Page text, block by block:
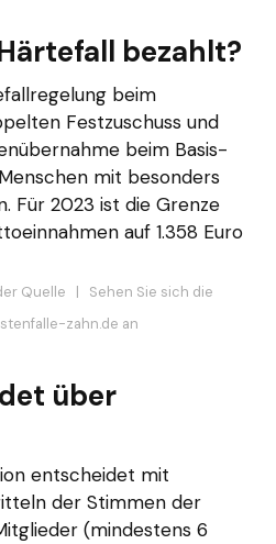
bezahlt?
beim
Festzuschuss und
beim Basis-
mit besonders
Für 2023 ist die Grenze
auf 1.358 Euro
Quelle | Sehen Sie sich die
zahn.de an
über
entscheidet mit
der Stimmen der
(mindestens 6